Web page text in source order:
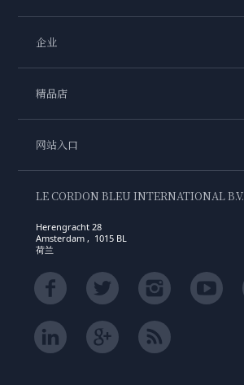
企业
精品店
网站入口
LE CORDON BLEU INTERNATIONAL B.V.
Herengracht 28
Amsterdam , 1015 BL
荷兰